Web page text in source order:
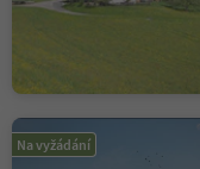
Na vyžádání